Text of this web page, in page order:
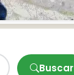
Buscar